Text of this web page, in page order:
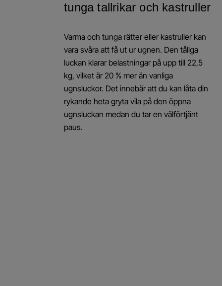
tunga tallrikar och kastruller
Varma och tunga rätter eller kastruller kan
vara svåra att få ut ur ugnen. Den tåliga
luckan klarar belastningar på upp till 22,5
kg, vilket är 20 % mer än vanliga
ugnsluckor. Det innebär att du kan låta din
rykande heta gryta vila på den öppna
ugnsluckan medan du tar en välförtjänt
paus.